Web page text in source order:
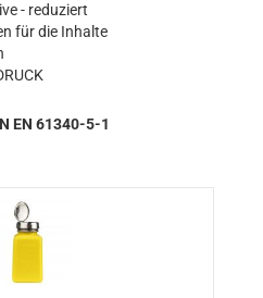
- reduziert
für die Inhalte
EN 61340-5-1